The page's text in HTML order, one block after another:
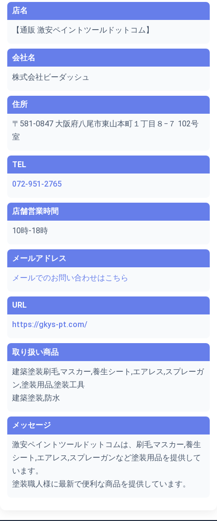
店名
【通販 激安ペイントツールドットコム】
会社名
株式会社ビーダッシュ
住所
〒581-0847 大阪府八尾市東山本町１丁目８−７ 102号
室
TEL
072-951-2765
店舗営業時間
10時-18時
メールアドレス
メールでのお問い合わせはこちら
URL
https://gkys-pt.com/
取り扱い商品
建築塗装刷毛,マスカー,養生シート,エアレス,スプレーガ
ン,塗装用品,塗装工具
建築塗装,防水
メッセージ
激安ペイントツールドットコムは、刷毛,マスカー,養生
シート,エアレス,スプレーガンなど塗装用品を提供して
います。
塗装職人様に最新で便利な商品を提供しています。